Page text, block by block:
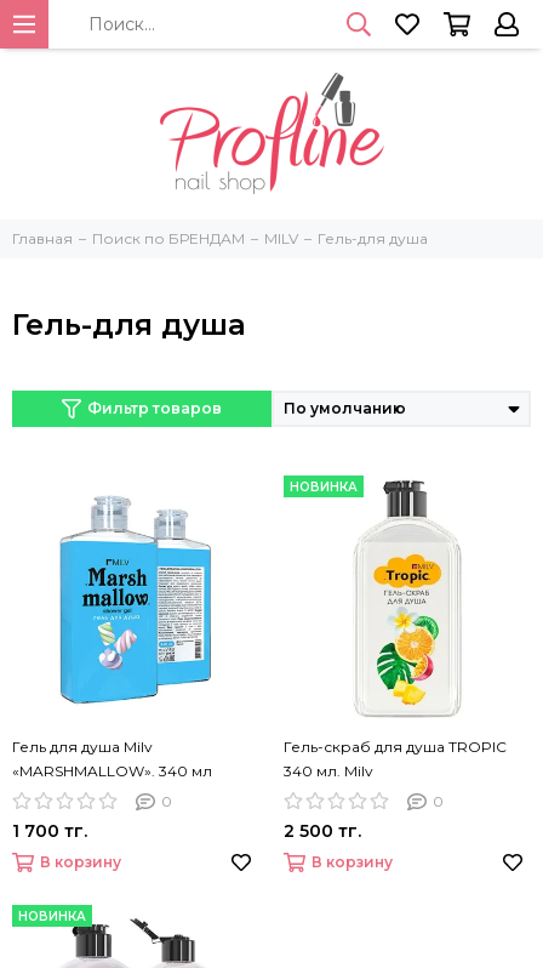
Главная Поиск по БРЕНДАМ MILV Гель-для душа
Гель-для душа
Фильтр товаров
Гель для душа Milv
«MARSHMALLOW». 340 мл
0
1 700 тг.
В корзину
НОВИНКА
Гель-скраб для душа TROPIC
340 мл. Milv
0
2 500 тг.
В корзину
НОВИНКА